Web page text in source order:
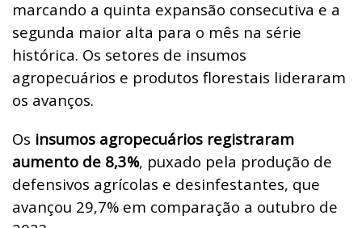
marcando a quinta expansão consecutiva e a
segunda maior alta para o mês na série
histórica. Os setores de insumos
agropecuários e produtos florestais lideraram
os avanços.
Os insumos agropecuários registraram
aumento de 8,3%, puxado pela produção de
defensivos agrícolas e desinfestantes, que
avançou 29,7% em comparação a outubro de